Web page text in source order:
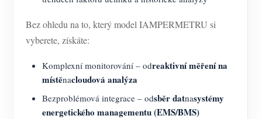
Bez ohledu na to, který model IAMPERMETRU si
vyberete, získáte:
Komplexní monitorování – odreaktivní měření na
místěnacloudová analýza
Bezproblémová integrace – odsběr datnasystémy
energetického managementu (EMS/BMS)